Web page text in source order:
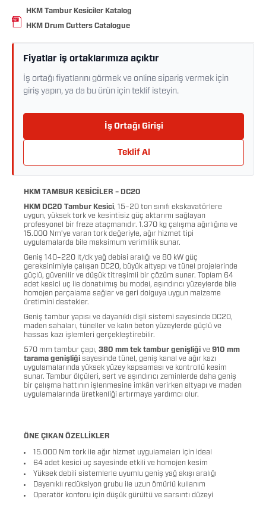
HKM Tambur Kesiciler Katalog
HKM Drum Cutters Catalogue
Fiyatlar iş ortaklarımıza açıktır
İş ortağı fiyatlarını görmek ve online sipariş vermek için
giriş yapın, ya da bu ürün için teklif isteyin.
İş Ortağı Girişi
Teklif Al
HKM TAMBUR KESİCİLER – DC20
HKM DC20 Tambur Kesici, 15–20 ton sınıfı ekskavatörlere
uygun, yüksek tork ve kesintisiz güç aktarımı sağlayan
profesyonel bir freze ataçmanıdır. 1.370 kg çalışma ağırlığına ve
15.000 Nm’ye varan tork değeriyle, ağır hizmet tipi
uygulamalarda bile maksimum verimlilik sunar.
Geniş 140–220 lt/dk yağ debisi aralığı ve 80 kW güç
gereksinimiyle çalışan DC20, büyük altyapı ve tünel projelerinde
güçlü, güvenilir ve düşük titreşimli bir çözüm sunar. Toplam 64
adet kesici uç ile donatılmış bu model, aşındırıcı yüzeylerde bile
homojen parçalama sağlar ve geri dolguya uygun malzeme
üretimini destekler.
Geniş tambur yapısı ve dayanıklı dişli sistemi sayesinde DC20,
maden sahaları, tüneller ve kalın beton yüzeylerde güçlü ve
hassas kazı işlemleri gerçekleştirebilir.
570 mm tambur çapı, 380 mm tek tambur genişliği ve 910 mm
tarama genişliği sayesinde tünel, geniş kanal ve ağır kazı
uygulamalarında yüksek yüzey kapsaması ve kontrollü kesim
sunar. Tambur ölçüleri, sert ve aşındırıcı zeminlerde daha geniş
bir çalışma hattının işlenmesine imkân verirken altyapı ve maden
uygulamalarında üretkenliği artırmaya yardımcı olur.
ÖNE ÇIKAN ÖZELLİKLER
15.000 Nm tork ile ağır hizmet uygulamaları için ideal
64 adet kesici uç sayesinde etkili ve homojen kesim
Yüksek debili sistemlerle uyumlu geniş yağ akışı aralığı
Dayanıklı redüksiyon grubu ile uzun ömürlü kullanım
Operatör konforu için düşük gürültü ve sarsıntı düzeyi